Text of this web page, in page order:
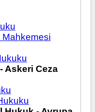
Askeri Ceza